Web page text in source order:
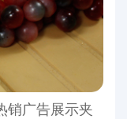
销广告展示夹